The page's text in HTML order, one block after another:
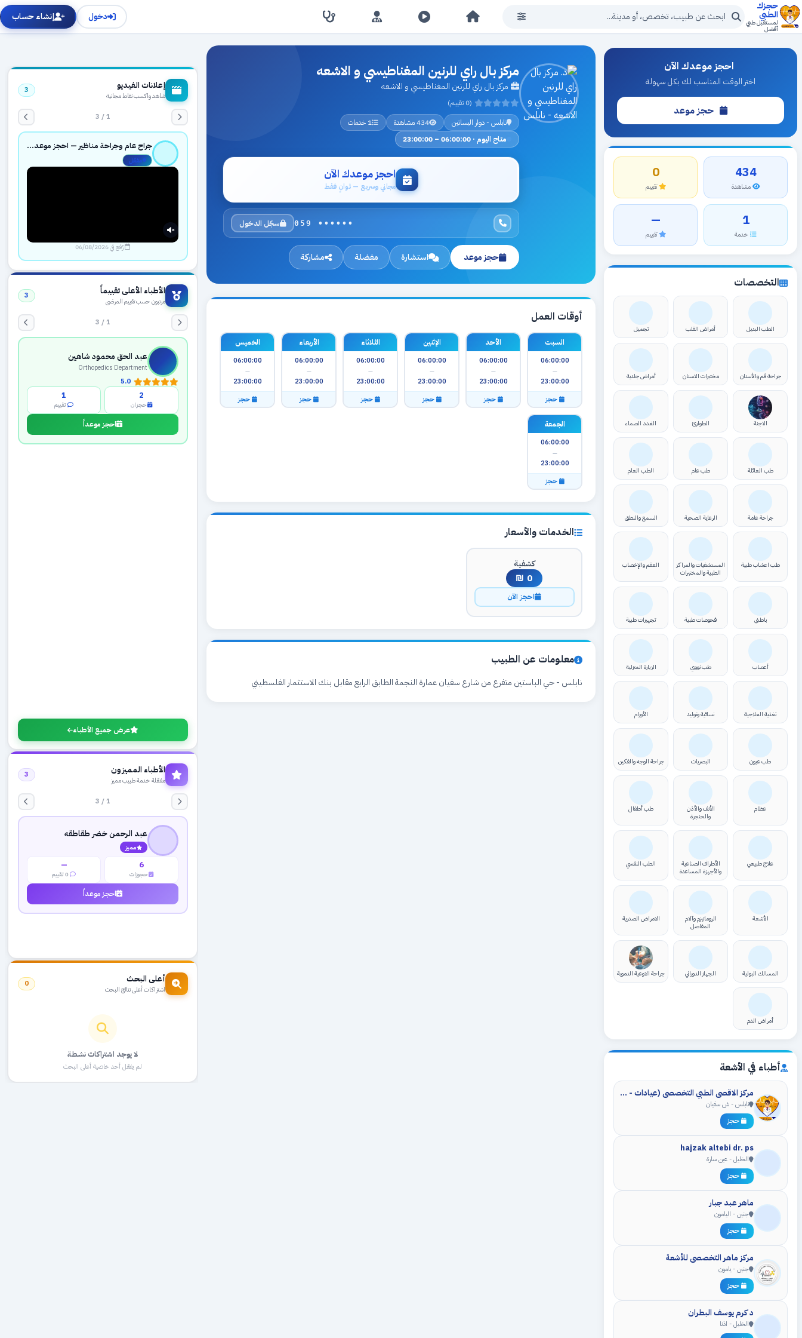
حجزك
الطبي
لمستقبل طبي
أفضل
دخول إنشاء حساب
احجز موعدك الآن
اختر الوقت المناسب لك بكل سهولة
حجز موعد
434
مشاهدة
0
تقييم
1
خدمة
—
تقييم
التخصصات
الطب البديل أمراض القلب تجميل
جراحة فم والأسنان مختبرات الاسنان أمراض جلدية
الاجنة الطوارئ الغدد الصماء
طب العائلة طب عام الطب العام
جراحة عامة الرعاية الصحية السمع والنطق
طب اعشاب طبية
المستشفيات والمراكز
الطبية والمختبرات
العقم والإخصاب
باطني فحوصات طبية تجهيزات طبية
أعصاب طب نووي الزيارة المنزلية
تغذية العلاجية نسائية وتوليد الأورام
طب عيون البصريات جراحة الوجه والفكين
عظام
الأنف والأذن
والحنجرة
طب أطفال
علاج طبيعي
الأطراف الصناعية
والأجهزة المساعدة
الطب النفسي
الأشعة
الروماتيزم وآلام
المفاصل
الامراض الصدرية
المسالك البولية الجهاز الدوراني جراحة الاوعية الدموية
أمراض الدم
أطباء في الأشعة
مركز الاقصى الطبي التخصصي (عيادات - مختبر - اشعه - علاج طبيعي)
نابلس - ش سفيان
حجز
hajzak altebi dr. ps
الخليل - عين سارة
حجز
ماهر عبد جبار
جنين - اليامون
حجز
مركز ماهر التخصصي للأشعة
جنين - يامون
حجز
د كرم يوسف البطران
الخليل - اذنا
مركز بال راي للرنين المغناطيسي و الاشعه
مركز بال راي للرنين المغناطيسي و الاشعه
(0 تقييم)
نابلس - دوار البساتين
434 مشاهدة
1 خدمات
متاح اليوم · 06:00:00 – 23:00:00
احجز موعدك الآن
مجاني وسريع — ثوانٍ فقط
059 •••••• سجّل الدخول
حجز موعد استشارة مفضلة مشاركة
أوقات العمل
السبت
06:00:00
—
23:00:00
حجز
الأحد
06:00:00
—
23:00:00
حجز
الإثنين
06:00:00
—
23:00:00
حجز
الثلاثاء
06:00:00
—
23:00:00
حجز
الأربعاء
06:00:00
—
23:00:00
حجز
الخميس
06:00:00
—
23:00:00
حجز
الجمعة
06:00:00
—
23:00:00
حجز
الخدمات والأسعار
كشفية
0 ₪
احجز الآن
معلومات عن الطبيب
نابلس - حي الباستين متفرع من شارع سفيان عمارة النجمة الطابق الرابع مقابل بنك الاستثمار الفلسطيني
إعلانات الفيديو
شاهد واكسب نقاط مجانية
3
1 / 3
جراح عام وجراحة مناظير — احجز موعدك بثقة عبر حجزك الطبي
مفعّل
رُفع في 06/08/2026
الأطباء الأعلى تقييماً
مرتبون حسب تقييم المرضى
3
1 / 3
عبد الحق محمود شاهين
Orthopedics Department
5.0
2
حجزان
1
تقييم
احجز موعداً
عرض جميع الأطباء
الأطباء المميزون
مفعّلة خدمة طبيب مميز
3
1 / 3
عبد الرحمن خضر طقاطقه
مميز
6
حجوزات
—
احجز موعداً
أعلى البحث
اشتراكات أعلى نتائج البحث
0
لا يوجد اشتراكات نشطة
لم يفعّل أحد خاصية أعلى البحث